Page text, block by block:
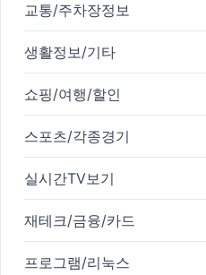
교통/주차장정보
생활정보/기타
쇼핑/여행/할인
스포츠/각종경기
실시간TV보기
재테크/금융/카드
프로그램/리눅스